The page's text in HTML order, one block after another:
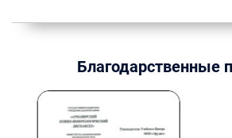
Благодарственные